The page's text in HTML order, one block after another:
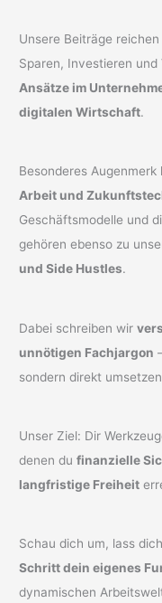
Unsere Beiträge reichen
Sparen, Investieren
Ansätze im
digitalen Wirtschaft.
Besonderes
Arbeit und
Geschäftsmodelle und
gehören ebenso zu
und Side Hustles.
Dabei schreiben wir
unnötigen Fachjargon
sondern direkt
Unser Ziel: Dir
denen dufinanzielle
langfristige Freiheit
Schau dich um, lass
Schritt dein eigenes
dynamischen